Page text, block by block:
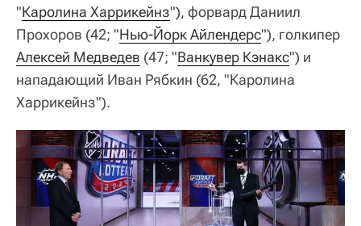
"Каролина Харрикейнз"), форвард Даниил
Прохоров (42; "Нью-Йорк Айлендерс"), голкипер
Алексей Медведев (47; "Ванкувер Кэнакс") и
нападающий Иван Рябкин (62, "Каролина
Харрикейнз").